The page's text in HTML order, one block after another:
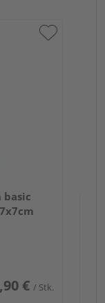
basic
€ / Stk.